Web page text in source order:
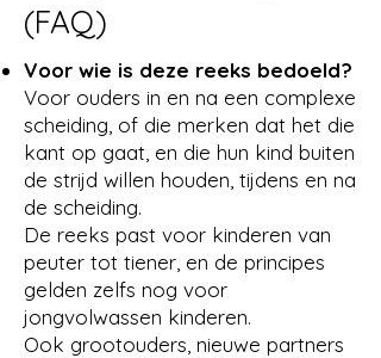
(FAQ)
Voor wie is deze reeks bedoeld?
Voor ouders in en na een complexe
scheiding, of die merken dat het die
kant op gaat, en die hun kind buiten
de strijd willen houden, tijdens en na
de scheiding.
De reeks past voor kinderen van
peuter tot tiener, en de principes
gelden zelfs nog voor
jongvolwassen kinderen.
Ook grootouders, nieuwe partners